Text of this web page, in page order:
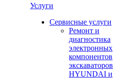
Услуги
Сервисные услуги
Ремонт и
диагностика
электронных
компонентов
экскаваторов
HYUNDAI и